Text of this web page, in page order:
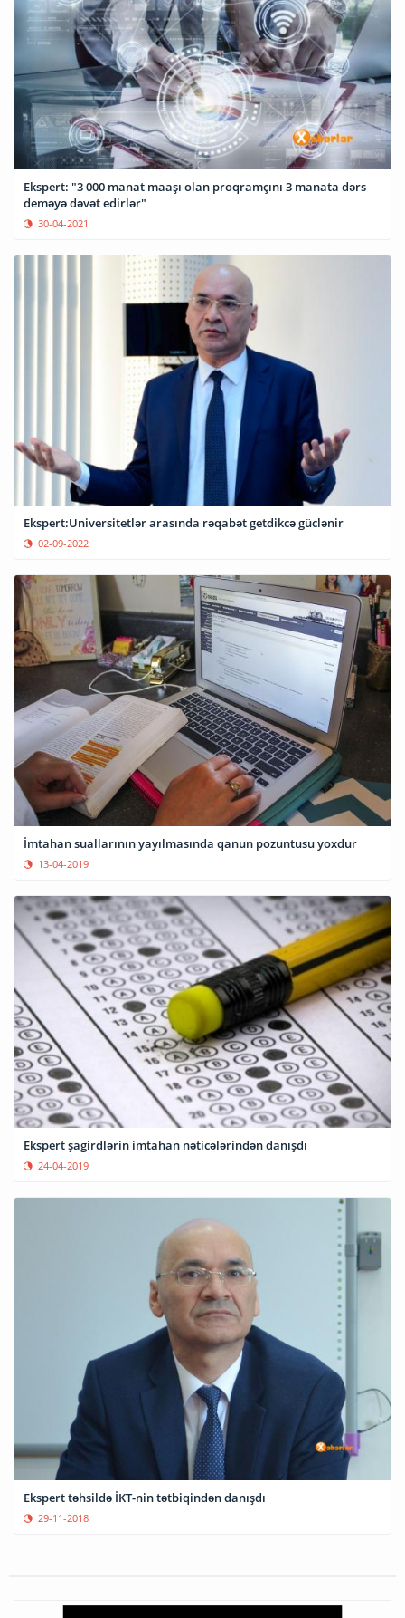
Ekspert: "3 000 manat maaşı olan proqramçını 3 manata dərs
deməyə dəvət edirlər"
30-04-2021
Ekspert:Universitetlər arasında rəqabət getdikcə güclənir
02-09-2022
İmtahan suallarının yayılmasında qanun pozuntusu yoxdur
13-04-2019
Ekspert şagirdlərin imtahan nəticələrindən danışdı
24-04-2019
Ekspert təhsildə İKT-nin tətbiqindən danışdı
29-11-2018